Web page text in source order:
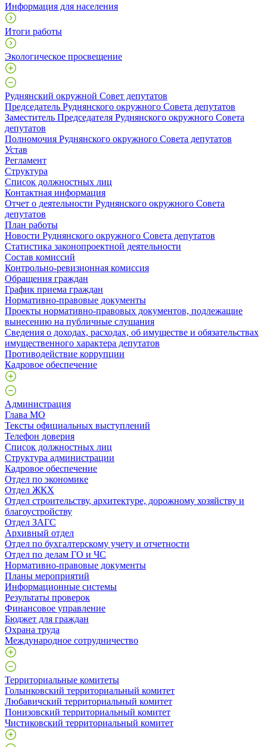
Информация для населения
Итоги работы
Экологическое просвещение
Руднянский окружной Совет депутатов
Председатель Руднянского окружного Совета депутатов
Заместитель Председателя Руднянского окружного Совета
депутатов
Полномочия Руднянского окружного Совета депутатов
Устав
Регламент
Структура
Список должностных лиц
Контактная информация
Отчет о деятельности Руднянского окружного Совета
депутатов
План работы
Новости Руднянского окружного Совета депутатов
Статистика законопроектной деятельности
Состав комиссий
Контрольно-ревизионная комиссия
Обращения граждан
График приема граждан
Нормативно-правовые документы
Проекты нормативно-правовых документов, подлежащие
вынесению на публичные слушания
Сведения о доходах, расходах, об имуществе и обязательствах
имущественного характера депутатов
Противодействие коррупции
Кадровое обеспечение
Администрация
Глава МО
Тексты официальных выступлений
Телефон доверия
Список должностных лиц
Структура администрации
Кадровое обеспечение
Отдел по экономике
Отдел ЖКХ
Отдел строительству, архитектуре, дорожному хозяйству и
благоустройству
Отдел ЗАГС
Архивный отдел
Отдел по бухгалтерскому учету и отчетности
Отдел по делам ГО и ЧС
Нормативно-правовые документы
Планы мероприятий
Информационные системы
Результаты проверок
Финансовое управление
Бюджет для граждан
Охрана труда
Международное сотрудничество
Территориальные комитеты
Голынковский территориальный комитет
Любавичский территориальный комитет
Понизовский территориальный комитет
Чистиковский территориальный комитет